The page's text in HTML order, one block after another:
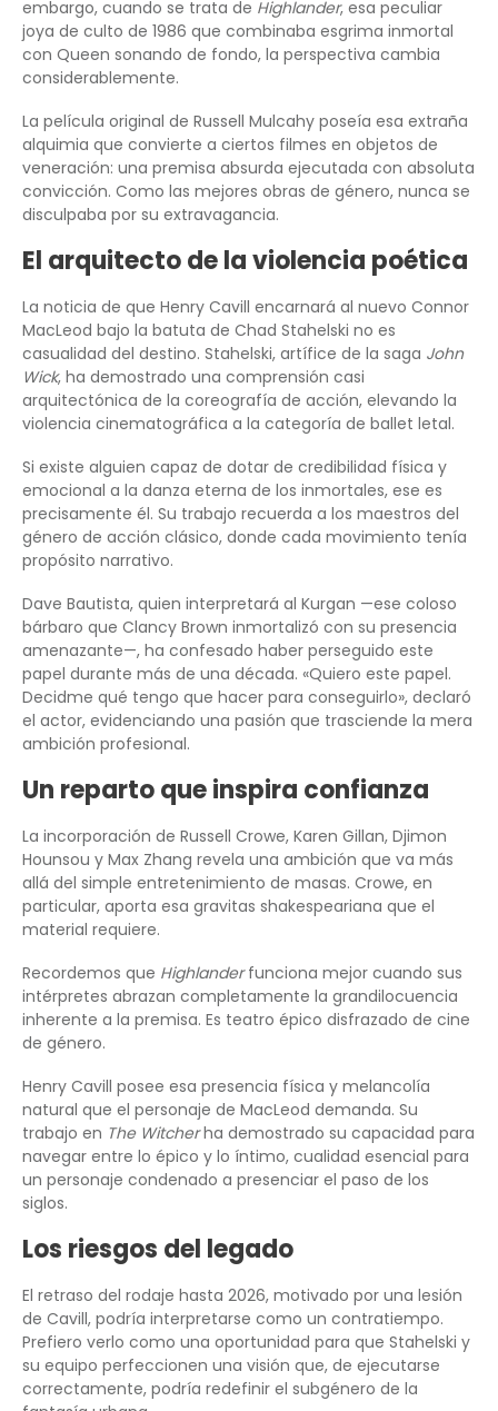
embargo, cuando se trata de Highlander, esa peculiar
joya de culto de 1986 que combinaba esgrima inmortal
con Queen sonando de fondo, la perspectiva cambia
considerablemente.
La película original de Russell Mulcahy poseía esa extraña
alquimia que convierte a ciertos filmes en objetos de
veneración: una premisa absurda ejecutada con absoluta
convicción. Como las mejores obras de género, nunca se
disculpaba por su extravagancia.
El arquitecto de la violencia poética
La noticia de que Henry Cavill encarnará al nuevo Connor
MacLeod bajo la batuta de Chad Stahelski no es
casualidad del destino. Stahelski, artífice de la saga John
Wick, ha demostrado una comprensión casi
arquitectónica de la coreografía de acción, elevando la
violencia cinematográfica a la categoría de ballet letal.
Si existe alguien capaz de dotar de credibilidad física y
emocional a la danza eterna de los inmortales, ese es
precisamente él. Su trabajo recuerda a los maestros del
género de acción clásico, donde cada movimiento tenía
propósito narrativo.
Dave Bautista, quien interpretará al Kurgan —ese coloso
bárbaro que Clancy Brown inmortalizó con su presencia
amenazante—, ha confesado haber perseguido este
papel durante más de una década. «Quiero este papel.
Decidme qué tengo que hacer para conseguirlo», declaró
el actor, evidenciando una pasión que trasciende la mera
ambición profesional.
Un reparto que inspira confianza
La incorporación de Russell Crowe, Karen Gillan, Djimon
Hounsou y Max Zhang revela una ambición que va más
allá del simple entretenimiento de masas. Crowe, en
particular, aporta esa gravitas shakespeariana que el
material requiere.
Recordemos que Highlanderfunciona mejor cuando sus
intérpretes abrazan completamente la grandilocuencia
inherente a la premisa. Es teatro épico disfrazado de cine
de género.
Henry Cavill posee esa presencia física y melancolía
natural que el personaje de MacLeod demanda. Su
trabajo en The Witcherha demostrado su capacidad para
navegar entre lo épico y lo íntimo, cualidad esencial para
un personaje condenado a presenciar el paso de los
siglos.
Los riesgos del legado
El retraso del rodaje hasta 2026, motivado por una lesión
de Cavill, podría interpretarse como un contratiempo.
Prefiero verlo como una oportunidad para que Stahelski y
su equipo perfeccionen una visión que, de ejecutarse
correctamente, podría redefinir el subgénero de la